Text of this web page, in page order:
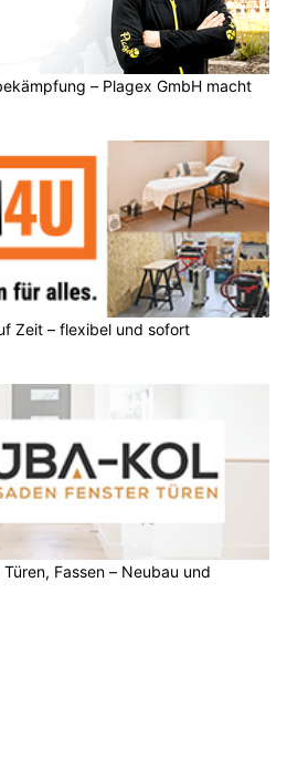
– Plagex GmbH macht
Zeit – flexibel und sofort
Fassen – Neubau und